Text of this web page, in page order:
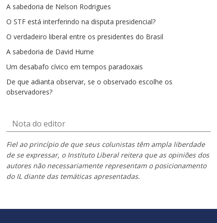
A sabedoria de Nelson Rodrigues
O STF está interferindo na disputa presidencial?
O verdadeiro liberal entre os presidentes do Brasil
A sabedoria de David Hume
Um desabafo cívico em tempos paradoxais
De que adianta observar, se o observado escolhe os
observadores?
Nota do editor
Fiel ao princípio de que seus colunistas têm ampla liberdade
de se expressar, o Instituto Liberal reitera que as opiniões dos
autores não necessariamente representam o posicionamento
do IL diante das temáticas apresentadas.